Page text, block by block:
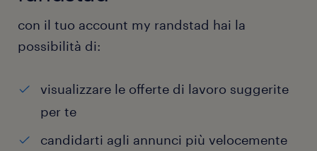
con il tuo account my randstad hai la
possibilità di:
visualizzare le offerte di lavoro suggerite
per te
candidarti agli annunci più velocemente